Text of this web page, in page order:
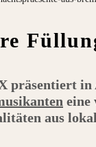
präsentiert in
eine
aus